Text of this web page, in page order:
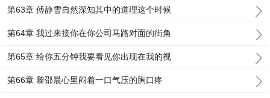
第63章 傅静雪自然深知其中的道理这个时候
第64章 我过来接你在你公司马路对面的街角
第65章 给你五分钟我要看见你出现在我的视
第66章 黎邵晨心里闷着一口气压的胸口疼